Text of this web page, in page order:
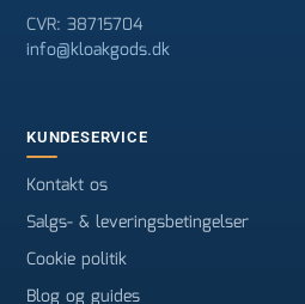
CVR: 38715704
info@kloakgods.dk
KUNDESERVICE
Kontakt os
Salgs- & leveringsbetingelser
Cookie politik
Blog og guides